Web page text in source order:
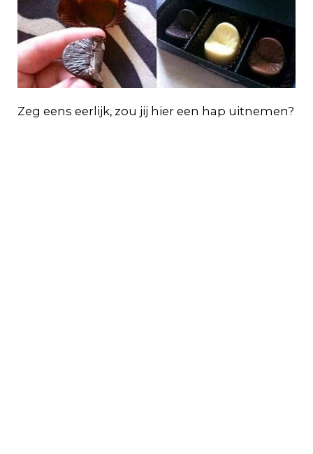
Zeg eens eerlijk, zou jij hier een hap uitnemen?